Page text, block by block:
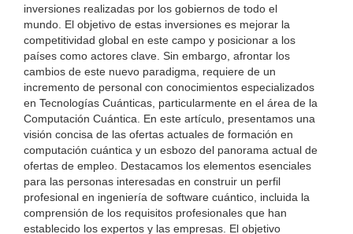
inversiones realizadas por los gobiernos de todo el
mundo. El objetivo de estas inversiones es mejorar la
competitividad global en este campo y posicionar a los
países como actores clave. Sin embargo, afrontar los
cambios de este nuevo paradigma, requiere de un
incremento de personal con conocimientos especializados
en Tecnologías Cuánticas, particularmente en el área de la
Computación Cuántica. En este artículo, presentamos una
visión concisa de las ofertas actuales de formación en
computación cuántica y un esbozo del panorama actual de
ofertas de empleo. Destacamos los elementos esenciales
para las personas interesadas en construir un perfil
profesional en ingeniería de software cuántico, incluida la
comprensión de los requisitos profesionales que han
establecido los expertos y las empresas. El objetivo